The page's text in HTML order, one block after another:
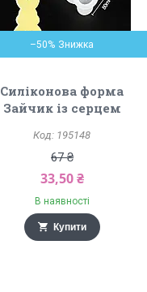
–50%
Силіконова форма
Зайчик із серцем
195148
67 ₴
33,50 ₴
В наявності
Купити